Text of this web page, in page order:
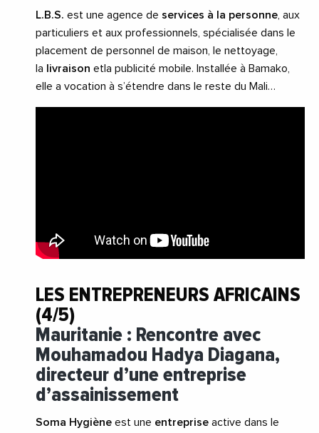
L.B.S. est une agence de services à la personne , aux
particuliers et aux professionnels, spécialisée dans le
placement de personnel de maison, le nettoyage,
la
livraison etla publicité mobile. Installée à Bamako,
elle a vocation à s’étendre dans le reste du Mali…
LES ENTREPRENEURS AFRICAINS
(4/5)
Mauritanie : Rencontre avec
Mouhamadou Hadya Diagana,
directeur d’une entreprise
d’assainissement
Soma Hygiène est une entreprise active dans le